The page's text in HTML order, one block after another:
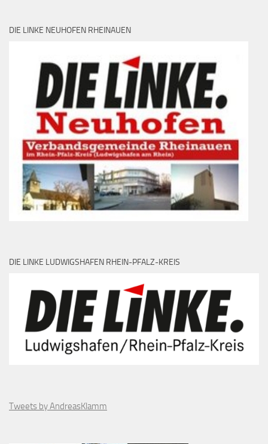
DIE LINKE NEUHOFEN RHEINAUEN
DIE LINKE LUDWIGSHAFEN RHEIN-PFALZ-KREIS
Tweets by AndreasKlamm